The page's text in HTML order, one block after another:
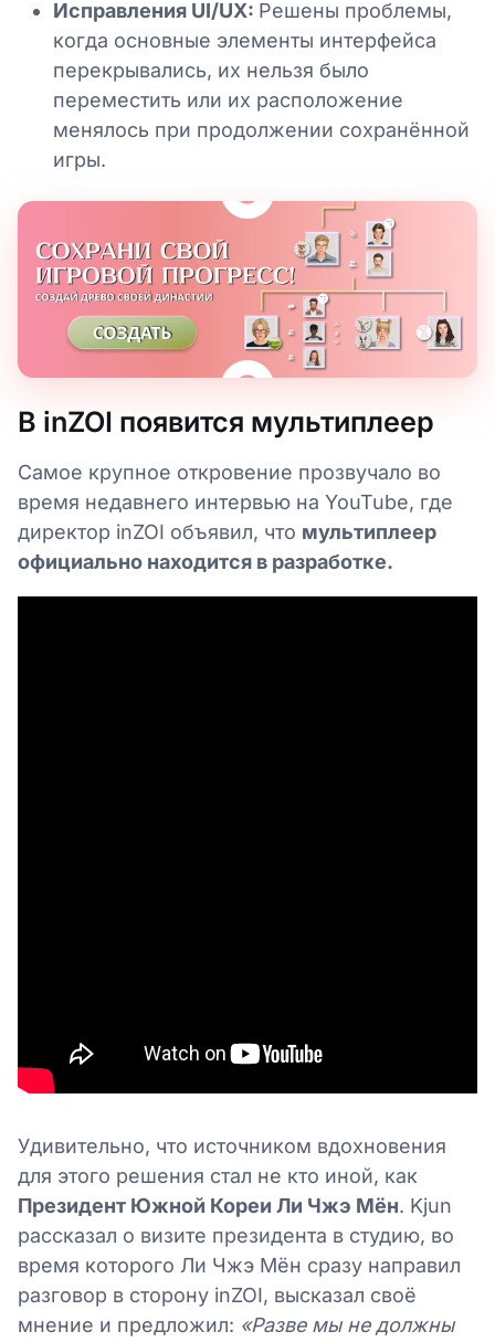
Исправления UI/UX: Решены проблемы,
когда основные элементы интерфейса
перекрывались, их нельзя было
переместить или их расположение
менялось при продолжении сохранённой
игры.
В inZOI появится мультиплеер
Самое крупное откровение прозвучало во
время недавнего интервью на YouTube, где
директор inZOI объявил, что мультиплеер
официально находится в разработке.
Удивительно, что источником вдохновения
для этого решения стал не кто иной, как
Президент Южной Кореи Ли Чжэ Мён. Kjun
рассказал о визите президента в студию, во
время которого Ли Чжэ Мён сразу направил
разговор в сторону inZOI, высказал своё
мнение и предложил: «Разве мы не должны